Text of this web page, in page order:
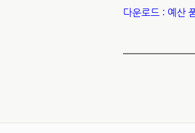
다운로드 : 예산